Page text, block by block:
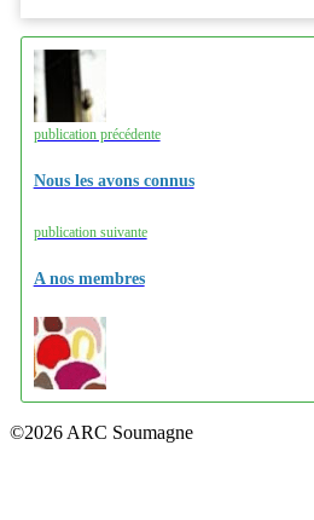
publication précédente
Nous les avons connus
publication suivante
A nos membres
©2026 ARC Soumagne